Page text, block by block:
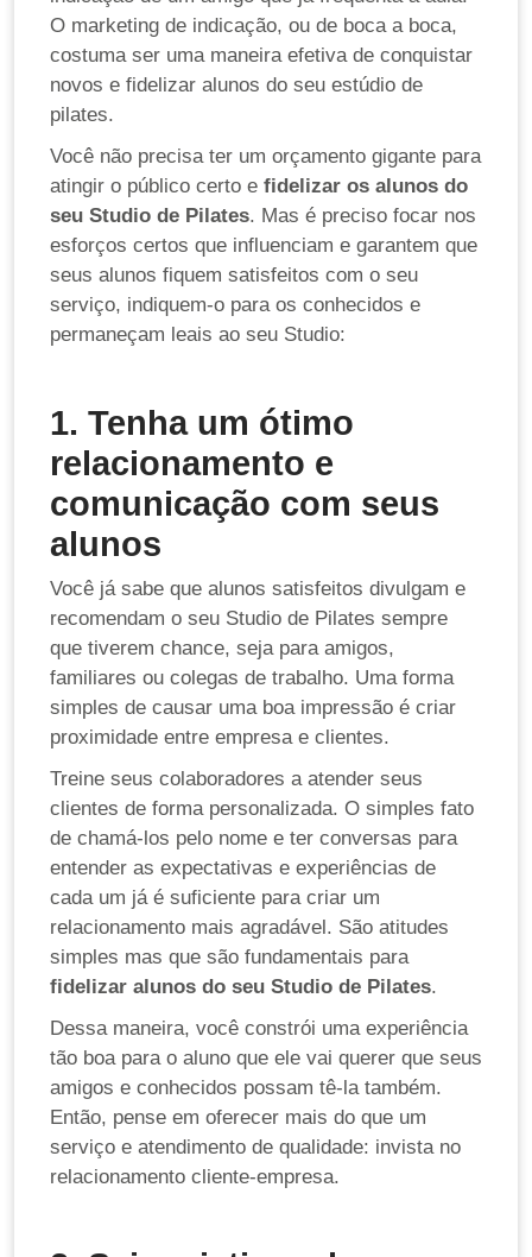
O marketing de indicação, ou de boca a boca,
costuma ser uma maneira efetiva de conquistar
novos e fidelizar alunos do seu estúdio de
pilates.
Você não precisa ter um orçamento gigante para
atingir o público certo e fidelizar os alunos do
seu Studio de Pilates. Mas é preciso focar nos
esforços certos que influenciam e garantem que
seus alunos fiquem satisfeitos com o seu
serviço, indiquem-o para os conhecidos e
permaneçam leais ao seu Studio:
1. Tenha um ótimo
relacionamento e
comunicação com seus
alunos
Você já sabe que alunos satisfeitos divulgam e
recomendam o seu Studio de Pilates sempre
que tiverem chance, seja para amigos,
familiares ou colegas de trabalho. Uma forma
simples de causar uma boa impressão é criar
proximidade entre empresa e clientes.
Treine seus colaboradores a atender seus
clientes de forma personalizada. O simples fato
de chamá-los pelo nome e ter conversas para
entender as expectativas e experiências de
cada um já é suficiente para criar um
relacionamento mais agradável. São atitudes
simples mas que são fundamentais para
fidelizar alunos do seu Studio de Pilates.
Dessa maneira, você constrói uma experiência
tão boa para o aluno que ele vai querer que seus
amigos e conhecidos possam tê-la também.
Então, pense em oferecer mais do que um
serviço e atendimento de qualidade: invista no
relacionamento cliente-empresa.